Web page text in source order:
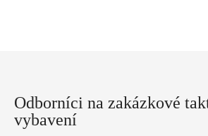
Odborníci na zakázkové
vybavení